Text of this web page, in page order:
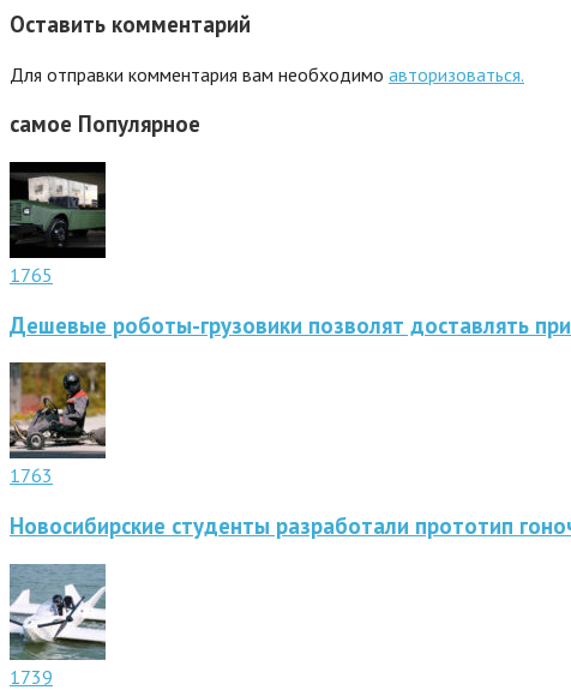
Оставить комментарий
Для отправки комментария вам необходимо авторизоваться.
самое Популярное
1765
Дешевые роботы-грузовики позволят доставлять
1763
Новосибирские студенты разработали прототип
1739